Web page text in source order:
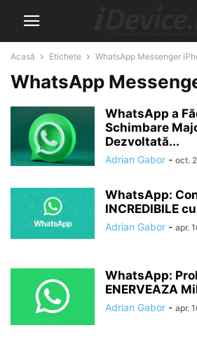
Acasă Etichete WhatsApp Messenger
WhatsApp
WhatsApp a
Schimbare
Dezvoltată...
Adrian Gabor - oct.
WhatsApp:
INCREDIBILE
Adrian Gabor - apr.
WhatsApp:
ENERVEAZA
Adrian Gabor - apr.